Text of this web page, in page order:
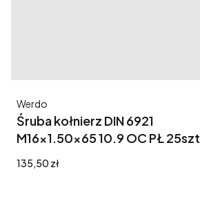
Śruba kołnierz DIN 6921
M16x1.50x65 10.9 OC PŁ 25szt
Producent
Werdo
Cena
135,50 zł